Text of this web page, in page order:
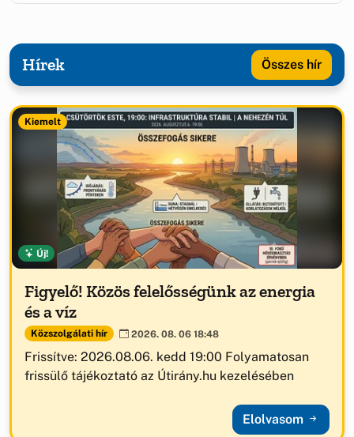
Hírek Összes hír
Kiemelt
Új!
Figyelő! Közös felelősségünk az energia
és a víz
Közszolgálati hír 2026. 08. 06 18:48
Frissítve: 2026.08.06. kedd 19:00 Folyamatosan
frissülő tájékoztató az Útirány.hu kezelésében
Elolvasom